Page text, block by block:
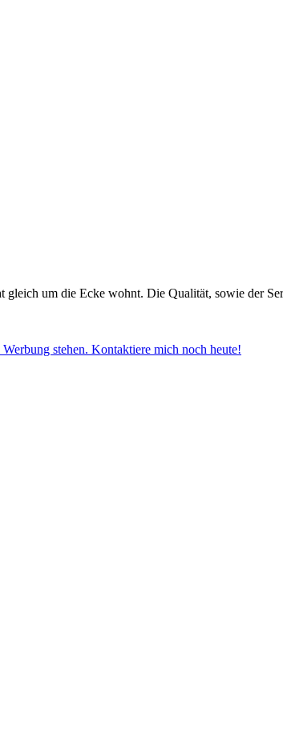
um die Ecke wohnt. Die Qualität, sowie der
stehen. Kontaktiere mich noch heute!